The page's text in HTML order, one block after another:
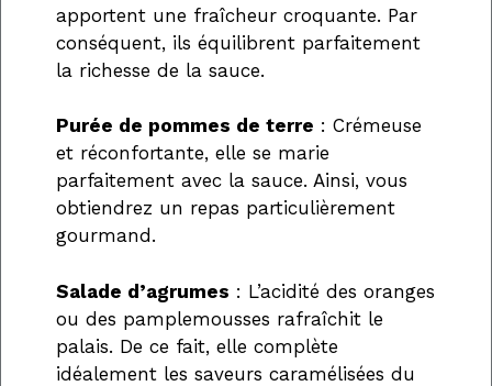
apportent une fraîcheur croquante. Par
conséquent, ils équilibrent parfaitement
la richesse de la sauce.
Purée de pommes de terre : Crémeuse
et réconfortante, elle se marie
parfaitement avec la sauce. Ainsi, vous
obtiendrez un repas particulièrement
gourmand.
Salade d’agrumes : L’acidité des oranges
ou des pamplemousses rafraîchit le
palais. De ce fait, elle complète
idéalement les saveurs caramélisées du